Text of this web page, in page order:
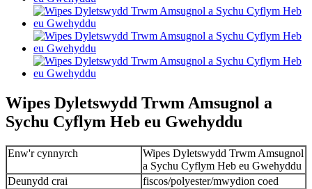
Wipes Dyletswydd Trwm Amsugnol a
Sychu Cyflym Heb eu Gwehyddu
Enw'r cynnyrch
Wipes Dyletswydd Trwm Amsugnol
a Sychu Cyflym Heb eu Gwehyddu
Deunydd crai
fiscos/polyester/mwydion coed